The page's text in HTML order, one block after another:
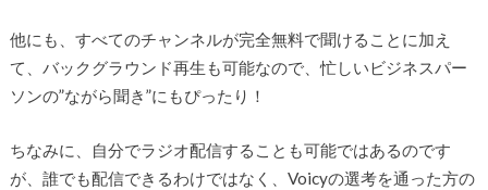
他にも、すべてのチャンネルが完全無料で聞けることに加え
て、バックグラウンド再生も可能なので、忙しいビジネスパー
ソンの”ながら聞き”にもぴったり！
ちなみに、自分でラジオ配信することも可能ではあるのです
が、誰でも配信できるわけではなく、Voicyの選考を通った方の